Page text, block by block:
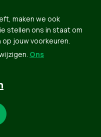
maken we ook
stellen ons in staat om
jouw voorkeuren.
Ons